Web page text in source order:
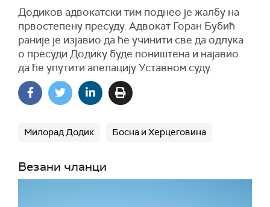
Додиков адвокатски тим поднео је жалбу на
првостепену пресуду. Адвокат Горан Бубић
раније је изјавио да ће учинити све да одлука
о пресуди Додику буде поништена и најавио
да ће упутити апелацију Уставном суду.
Милорад Додик Босна и Херцеговина
Везани чланци